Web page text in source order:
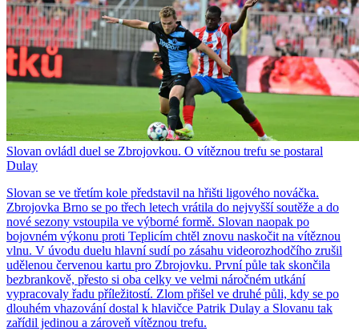
Slovan ovládl duel se Zbrojovkou. O vítěznou trefu se postaral
Dulay
Slovan se ve třetím kole představil na hřišti ligového nováčka.
Zbrojovka Brno se po třech letech vrátila do nejvyšší soutěže a do
nové sezony vstoupila ve výborné formě. Slovan naopak po
bojovném výkonu proti Teplicím chtěl znovu naskočit na vítěznou
vlnu. V úvodu duelu hlavní sudí po zásahu videorozhodčího zrušil
udělenou červenou kartu pro Zbrojovku. První půle tak skončila
bezbrankově, přesto si oba celky ve velmi náročném utkání
vypracovaly řadu příležitostí. Zlom přišel ve druhé půli, kdy se po
dlouhém vhazování dostal k hlavičce Patrik Dulay a Slovanu tak
zařídil jedinou a zároveň vítěznou trefu.